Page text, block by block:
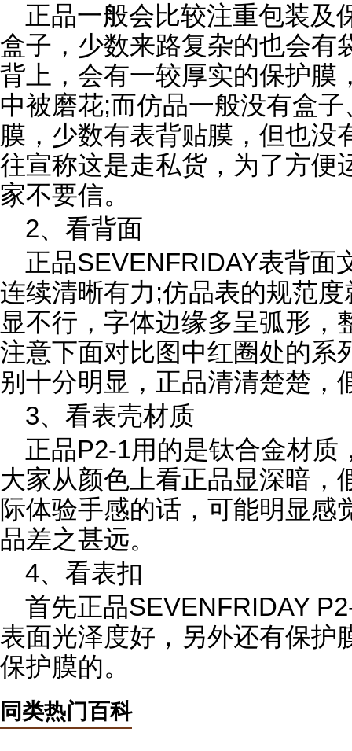
正品一般会比较注重包装及
盒子，少数来路复杂的也会有
背上，会有一较厚实的保护膜
中被磨花;而仿品一般没有盒
膜，少数有表背贴膜，但也没
往宣称这是走私货，为了方便
家不要信。
2、看背面
正品SEVENFRIDAY表背面
连续清晰有力;仿品表的规范
显不行，字体边缘多呈弧形，
注意下面对比图中红圈处的系
别十分明显，正品清清楚楚，
3、看表壳材质
正品P2-1用的是钛合金材质
大家从颜色上看正品显深暗，
际体验手感的话，可能明显感
品差之甚远。
4、看表扣
首先正品SEVENFRIDAY
表面光泽度好，另外还有保护
保护膜的。
同类热门百科